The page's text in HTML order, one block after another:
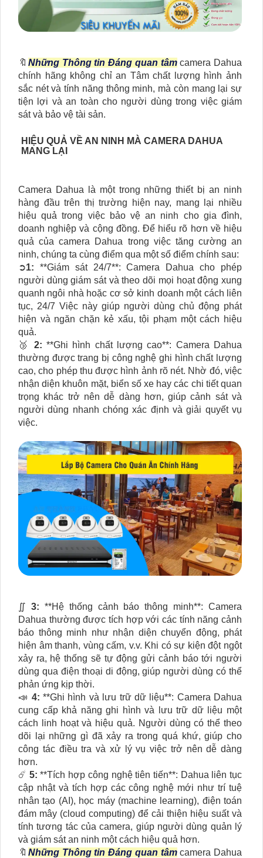
🔖 Những Thông tin Đáng quan tâmcamera Dahua
chính hãng không chỉ an Tâm chất lượng hình ảnh
sắc nét và tính năng thông minh, mà còn mang lại sự
tiện lợi và an toàn cho người dùng trong việc giám
sát và bảo vệ tài sản.
HIỆU QUẢ VỀ AN NINH MÀ CAMERA DAHUA
MANG LẠI
Camera Dahua là một trong những thiết bị an ninh
hàng đầu trên thị trường hiện nay, mang lại nhiều
hiệu quả trong việc bảo vệ an ninh cho gia đình,
doanh nghiệp và cộng đồng. Để hiểu rõ hơn về hiệu
quả của camera Dahua trong việc tăng cường an
ninh, chúng ta cùng điểm qua một số điểm chính sau:
➲1: **Giám sát 24/7**: Camera Dahua cho phép
người dùng giám sát và theo dõi mọi hoạt động xung
quanh ngôi nhà hoặc cơ sở kinh doanh một cách liên
tục, 24/7 Việc này giúp người dùng chủ động phát
hiện và ngăn chặn kẻ xấu, tội phạm một cách hiệu
quả.
🥉 2: **Ghi hình chất lượng cao**: Camera Dahua
thường được trang bị công nghệ ghi hình chất lượng
cao, cho phép thu được hình ảnh rõ nét. Nhờ đó, việc
nhận diện khuôn mặt, biển số xe hay các chi tiết quan
trọng khác trở nên dễ dàng hơn, giúp cảnh sát và
người dùng nhanh chóng xác định và giải quyết vụ
việc.
∬ 3: **Hệ thống cảnh báo thông minh**: Camera
Dahua thường được tích hợp với các tính năng cảnh
báo thông minh như nhận diện chuyển động, phát
hiện âm thanh, vùng cấm, v.v. Khi có sự kiện đột ngột
xảy ra, hệ thống sẽ tự động gửi cảnh báo tới người
dùng qua điện thoại di động, giúp người dùng có thể
phản ứng kịp thời.
📣 4: **Ghi hình và lưu trữ dữ liệu**: Camera Dahua
cung cấp khả năng ghi hình và lưu trữ dữ liệu một
cách linh hoạt và hiệu quả. Người dùng có thể theo
dõi lại những gì đã xảy ra trong quá khứ, giúp cho
công tác điều tra và xử lý vụ việc trở nên dễ dàng
hơn.
☄️ 5: **Tích hợp công nghệ tiên tiến**: Dahua liên tục
cập nhật và tích hợp các công nghệ mới như trí tuệ
nhân tạo (AI), học máy (machine learning), điện toán
đám mây (cloud computing) để cải thiện hiệu suất và
tính tương tác của camera, giúp người dùng quản lý
và giám sát an ninh một cách hiệu quả hơn.
🔖 Những Thông tin Đáng quan tâmcamera Dahua